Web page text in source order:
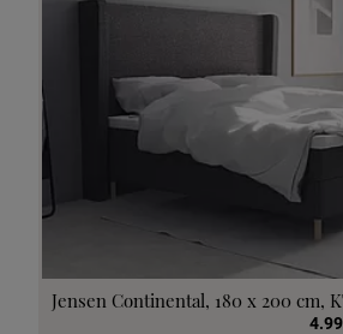
Jensen Continental, 180 x 200 cm,